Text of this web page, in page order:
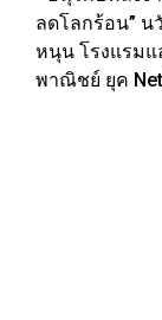
ลดโลกร้อน” น
หนุน โรงแรมแ
พาณิชย์ ยุค